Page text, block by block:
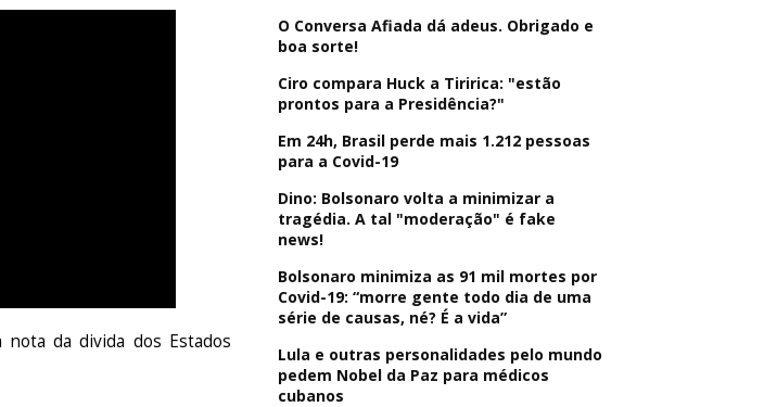
nota da divida dos Estados
O Conversa Afiada dá adeus. Obrigado e
boa sorte!
Ciro compara Huck a Tiririca: "estão
prontos para a Presidência?"
Em 24h, Brasil perde mais 1.212 pessoas
para a Covid-19
Dino: Bolsonaro volta a minimizar a
tragédia. A tal "moderação" é fake
news!
Bolsonaro minimiza as 91 mil mortes por
Covid-19: “morre gente todo dia de uma
série de causas, né? É a vida”
Lula e outras personalidades pelo mundo
pedem Nobel da Paz para médicos
cubanos